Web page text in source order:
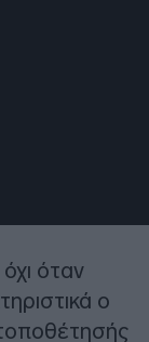
όταν
ο